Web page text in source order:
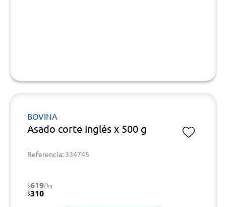
BOVINA
Asado corte Inglés x 500 g
Referencia: 334745
$619/ kg
$310